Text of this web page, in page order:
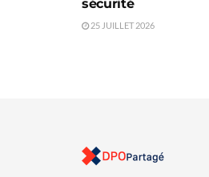
sécurité
25 JUILLET 2026